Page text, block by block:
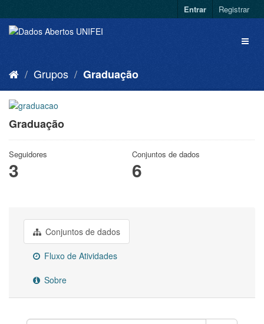
Entrar Registrar
Grupos Graduação
Graduação
Seguidores
3
Conjuntos de dados
6
Conjuntos de dados
Fluxo de Atividades
Sobre